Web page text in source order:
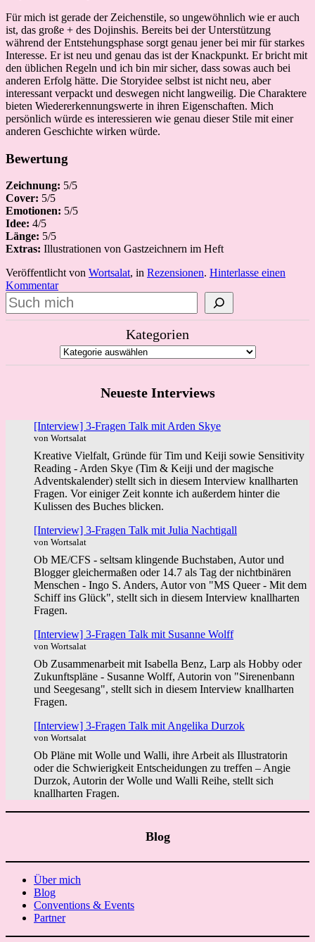
Für mich ist gerade der Zeichenstile, so ungewöhnlich wie er auch
ist, das große + des Dojinshis. Bereits bei der Unterstützung
während der Entstehungsphase sorgt genau jener bei mir für starkes
Interesse. Er ist neu und genau das ist der Knackpunkt. Er bricht mit
den üblichen Regeln und ich bin mir sicher, dass sowas auch bei
anderen Erfolg hätte. Die Storyidee selbst ist nicht neu, aber
interessant verpackt und deswegen nicht langweilig. Die Charaktere
bieten Wiedererkennungswerte in ihren Eigenschaften. Mich
persönlich würde es interessieren wie genau dieser Stile mit einer
anderen Geschichte wirken würde.
Bewertung
Zeichnung: 5/5
Cover: 5/5
Emotionen: 5/5
Idee: 4/5
Länge: 5/5
Extras: Illustrationen von Gastzeichnern im Heft
Veröffentlicht von Wortsalat, in Rezensionen. Hinterlasse einen
Kommentar
Suchen
Kategorien
Neueste Interviews
[Interview] 3-Fragen Talk mit Arden Skye
von Wortsalat
Kreative Vielfalt, Gründe für Tim und Keiji sowie Sensitivity
Reading - Arden Skye (Tim & Keiji und der magische
Adventskalender) stellt sich in diesem Interview knallharten
Fragen. Vor einiger Zeit konnte ich außerdem hinter die
Kulissen des Buches blicken.
[Interview] 3-Fragen Talk mit Julia Nachtigall
von Wortsalat
Ob ME/CFS - seltsam klingende Buchstaben, Autor und
Blogger gleichermaßen oder 14.7 als Tag der nichtbinären
Menschen - Ingo S. Anders, Autor von "MS Queer - Mit dem
Schiff ins Glück", stellt sich in diesem Interview knallharten
Fragen.
[Interview] 3-Fragen Talk mit Susanne Wolff
von Wortsalat
Ob Zusammenarbeit mit Isabella Benz, Larp als Hobby oder
Zukunftspläne - Susanne Wolff, Autorin von "Sirenenbann
und Seegesang", stellt sich in diesem Interview knallharten
Fragen.
[Interview] 3-Fragen Talk mit Angelika Durzok
von Wortsalat
Ob Pläne mit Wolle und Walli, ihre Arbeit als Illustratorin
oder die Schwierigkeit Entscheidungen zu treffen – Angie
Durzok, Autorin der Wolle und Walli Reihe, stellt sich
knallharten Fragen.
Blog
Über mich
Blog
Conventions & Events
Partner